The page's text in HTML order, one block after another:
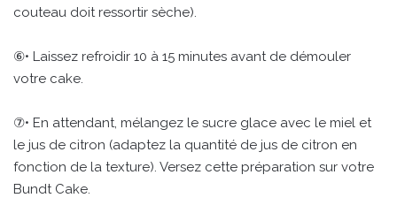
couteau doit ressortir sèche).
⑥• Laissez refroidir 10 à 15 minutes avant de démouler
votre cake.
⑦• En attendant, mélangez le sucre glace avec le miel et
le jus de citron (adaptez la quantité de jus de citron en
fonction de la texture). Versez cette préparation sur votre
Bundt Cake.